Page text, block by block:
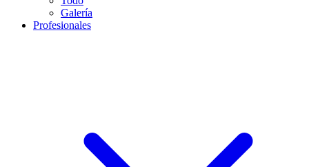
Galería
Profesionales